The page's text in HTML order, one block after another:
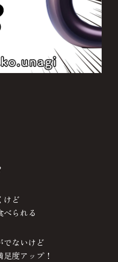
けど
べられる
でないけど
度アップ！